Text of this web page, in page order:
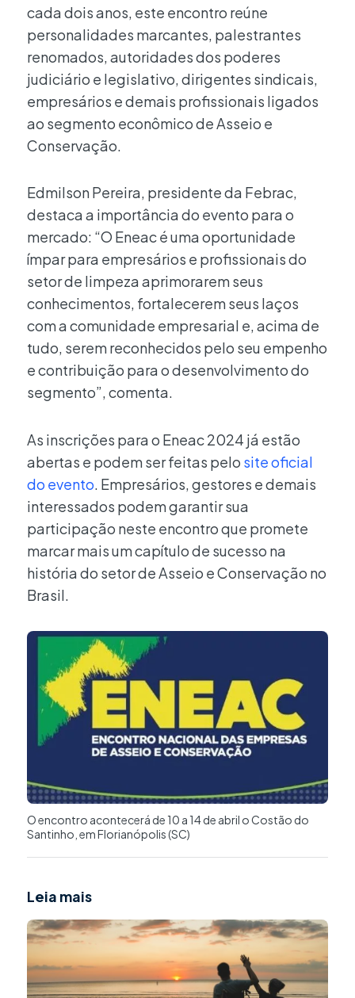
cada dois anos, este encontro reúne
personalidades marcantes, palestrantes
renomados, autoridades dos poderes
judiciário e legislativo, dirigentes sindicais,
empresários e demais profissionais ligados
ao segmento econômico de Asseio e
Conservação.
Edmilson Pereira, presidente da Febrac,
destaca a importância do evento para o
mercado: “O Eneac é uma oportunidade
ímpar para empresários e profissionais do
setor de limpeza aprimorarem seus
conhecimentos, fortalecerem seus laços
com a comunidade empresarial e, acima de
tudo, serem reconhecidos pelo seu empenho
e contribuição para o desenvolvimento do
segmento”, comenta.
As inscrições para o Eneac 2024 já estão
abertas e podem ser feitas pelo site oficial
do evento. Empresários, gestores e demais
interessados podem garantir sua
participação neste encontro que promete
marcar mais um capítulo de sucesso na
história do setor de Asseio e Conservação no
Brasil.
O encontro acontecerá de 10 a 14 de abril o Costão do
Santinho, em Florianópolis (SC)
Leia mais